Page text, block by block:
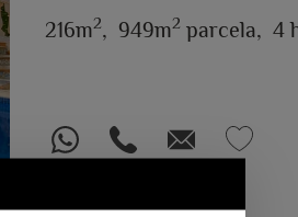
216m2, 949m2 parcela, 4